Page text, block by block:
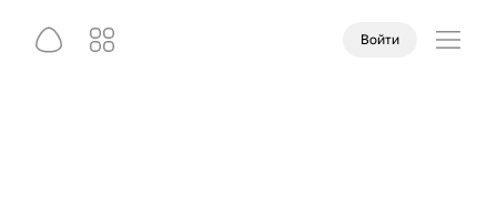
Войти